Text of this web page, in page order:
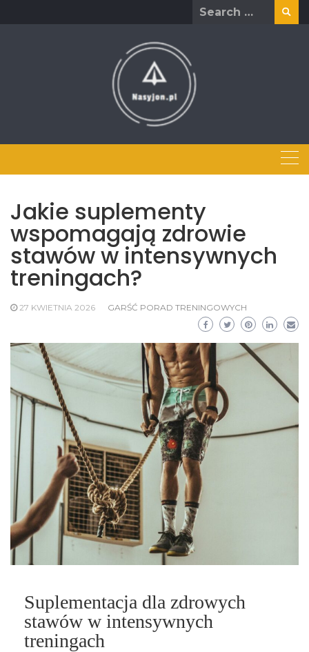
to
Search
for:
Jakie suplementy
wspomagają zdrowie
stawów w intensywnych
treningach?
27 KWIETNIA 2026 GARŚĆ PORAD TRENINGOWYCH
Suplementacja dla zdrowych
stawów w intensywnych
treningach